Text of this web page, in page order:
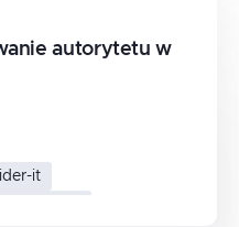
autorytetu w
lider-it